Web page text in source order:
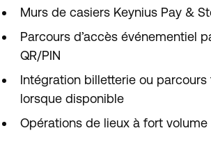
Murs de casiers Keynius Pay &
Parcours d’accès événementiel
QR/PIN
Intégration billetterie ou parcours
lorsque disponible
Opérations de lieux à fort volume